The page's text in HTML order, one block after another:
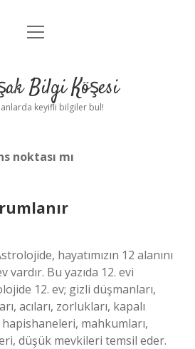
Anasayfa
Yasal Uyarı
menüyü
Bilgi Köşesi
keyifli bilgiler bul!
noktası mı
hayatımızın 12 alanını
vardır. Bu yazıda 12. evi
12. ev; gizli düşmanları,
acıları, zorlukları, kapalı
mahkumları,
düşük mevkileri temsil eder.